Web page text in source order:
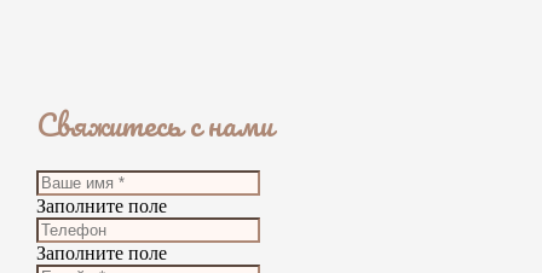
Свяжитесь с нами
Заполните поле
Заполните поле